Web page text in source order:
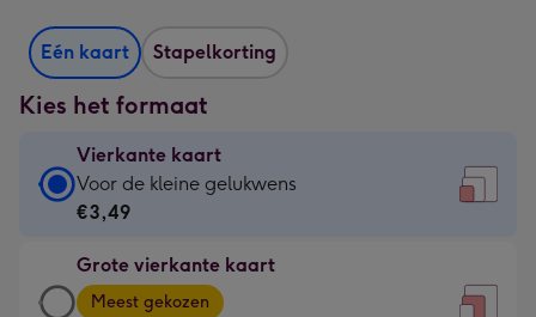
Eén kaart Stapelkorting
Kies het formaat
Vierkante kaart
Vierkante
kaart
€3,49
-
Voor de kleine gelukwens
€3,49
Grote vierkante kaart
Grote
Meest gekozen